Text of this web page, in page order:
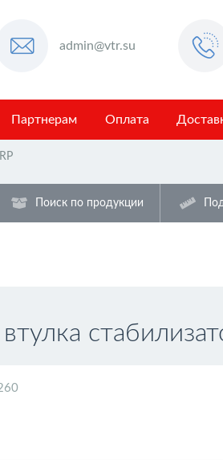
admin@vtr.su
Партнерам Оплата
Поиск по продукции